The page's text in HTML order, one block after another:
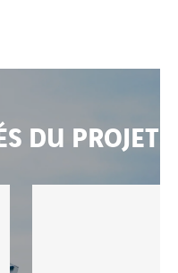
DU PROJET